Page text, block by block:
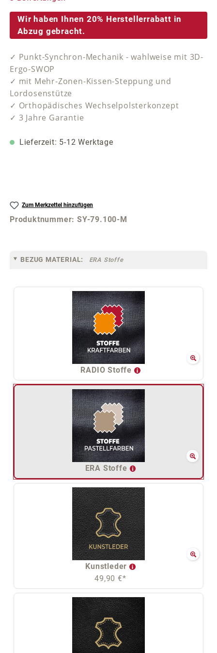
Wir haben Ihnen 20% Herstellerrabatt in
Abzug gebracht.
✓ Punkt-Synchron-Mechanik - wahlweise mit 3D-
Ergo-SWOP
✓ mit Mehr-Zonen-Kissen-Steppung und
Lordosenstütze
✓ Orthopädisches Wechselpolsterkonzept
✓ 3 Jahre Garantie
Lieferzeit: 5-12 Werktage
Zum Merkzettel hinzufügen
Produktnummer:SY-79.100-M
BEZUG MATERIAL: ERA Stoffe
RADIO Stoffe
ERA Stoffe
Kunstleder
49,90 €*